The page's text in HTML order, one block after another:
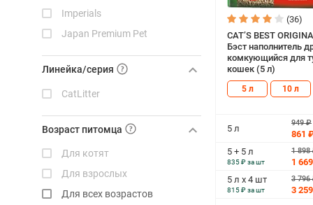
Imperials
Japan Premium Pet
Kit Cat
Mr.Fresh
Napkins
Naturalist
Neo Loo Life
№ 1
Organix
Pi-Pi Bent
Линейка/серия
CatLitter
Возраст питомца
Для котят
Для взрослых
Для всех возрастов
(36)
CAT’S BEST
Бэст наполнитель
комкующийся для
кошек (5 л)
5 л 10 л
5 л
949 ₽
861
5 + 5 л
835 ₽ за шт
1 898
1
5 л х 4 шт
815 ₽ за шт
3 796
3